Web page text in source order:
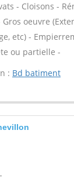
- Cloisons -
oeuvre
etc) -
ou partielle -
: Bd batiment